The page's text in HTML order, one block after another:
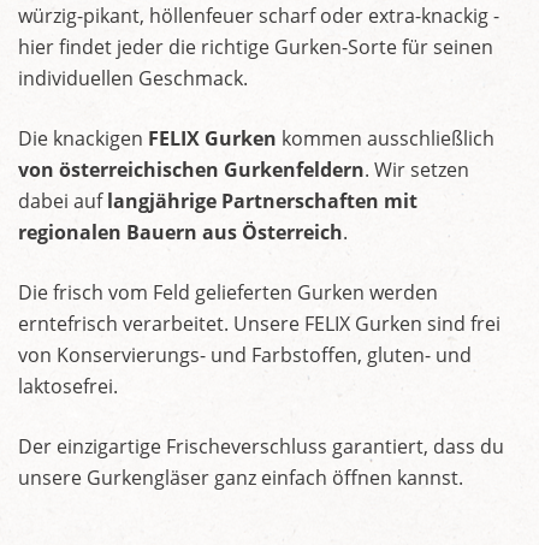
würzig-pikant, höllenfeuer scharf oder extra-knackig -
hier findet jeder die richtige Gurken-Sorte für seinen
individuellen Geschmack.
Die knackigen FELIX Gurken kommen ausschließlich
von österreichischen Gurkenfeldern. Wir setzen
dabei auflangjährige Partnerschaften mit
regionalen Bauern aus Österreich.
Die frisch vom Feld gelieferten Gurken werden
erntefrisch verarbeitet. Unsere FELIX Gurken sind frei
von Konservierungs- und Farbstoffen, gluten- und
laktosefrei.
Der einzigartige Frischeverschluss garantiert, dass du
unsere Gurkengläser ganz einfach öffnen kannst.